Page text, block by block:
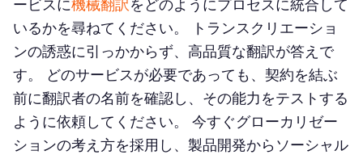
ービスに機械翻訳をどのようにプロセスに統合して
いるかを尋ねてください。 トランスクリエーショ
ンの誘惑に引っかからず、高品質な翻訳が答えで
す。 どのサービスが必要であっても、契約を結ぶ
前に翻訳者の名前を確認し、その能力をテストする
ように依頼してください。 今すぐグローカリゼー
ションの考え方を採用し、製品開発からソーシャル